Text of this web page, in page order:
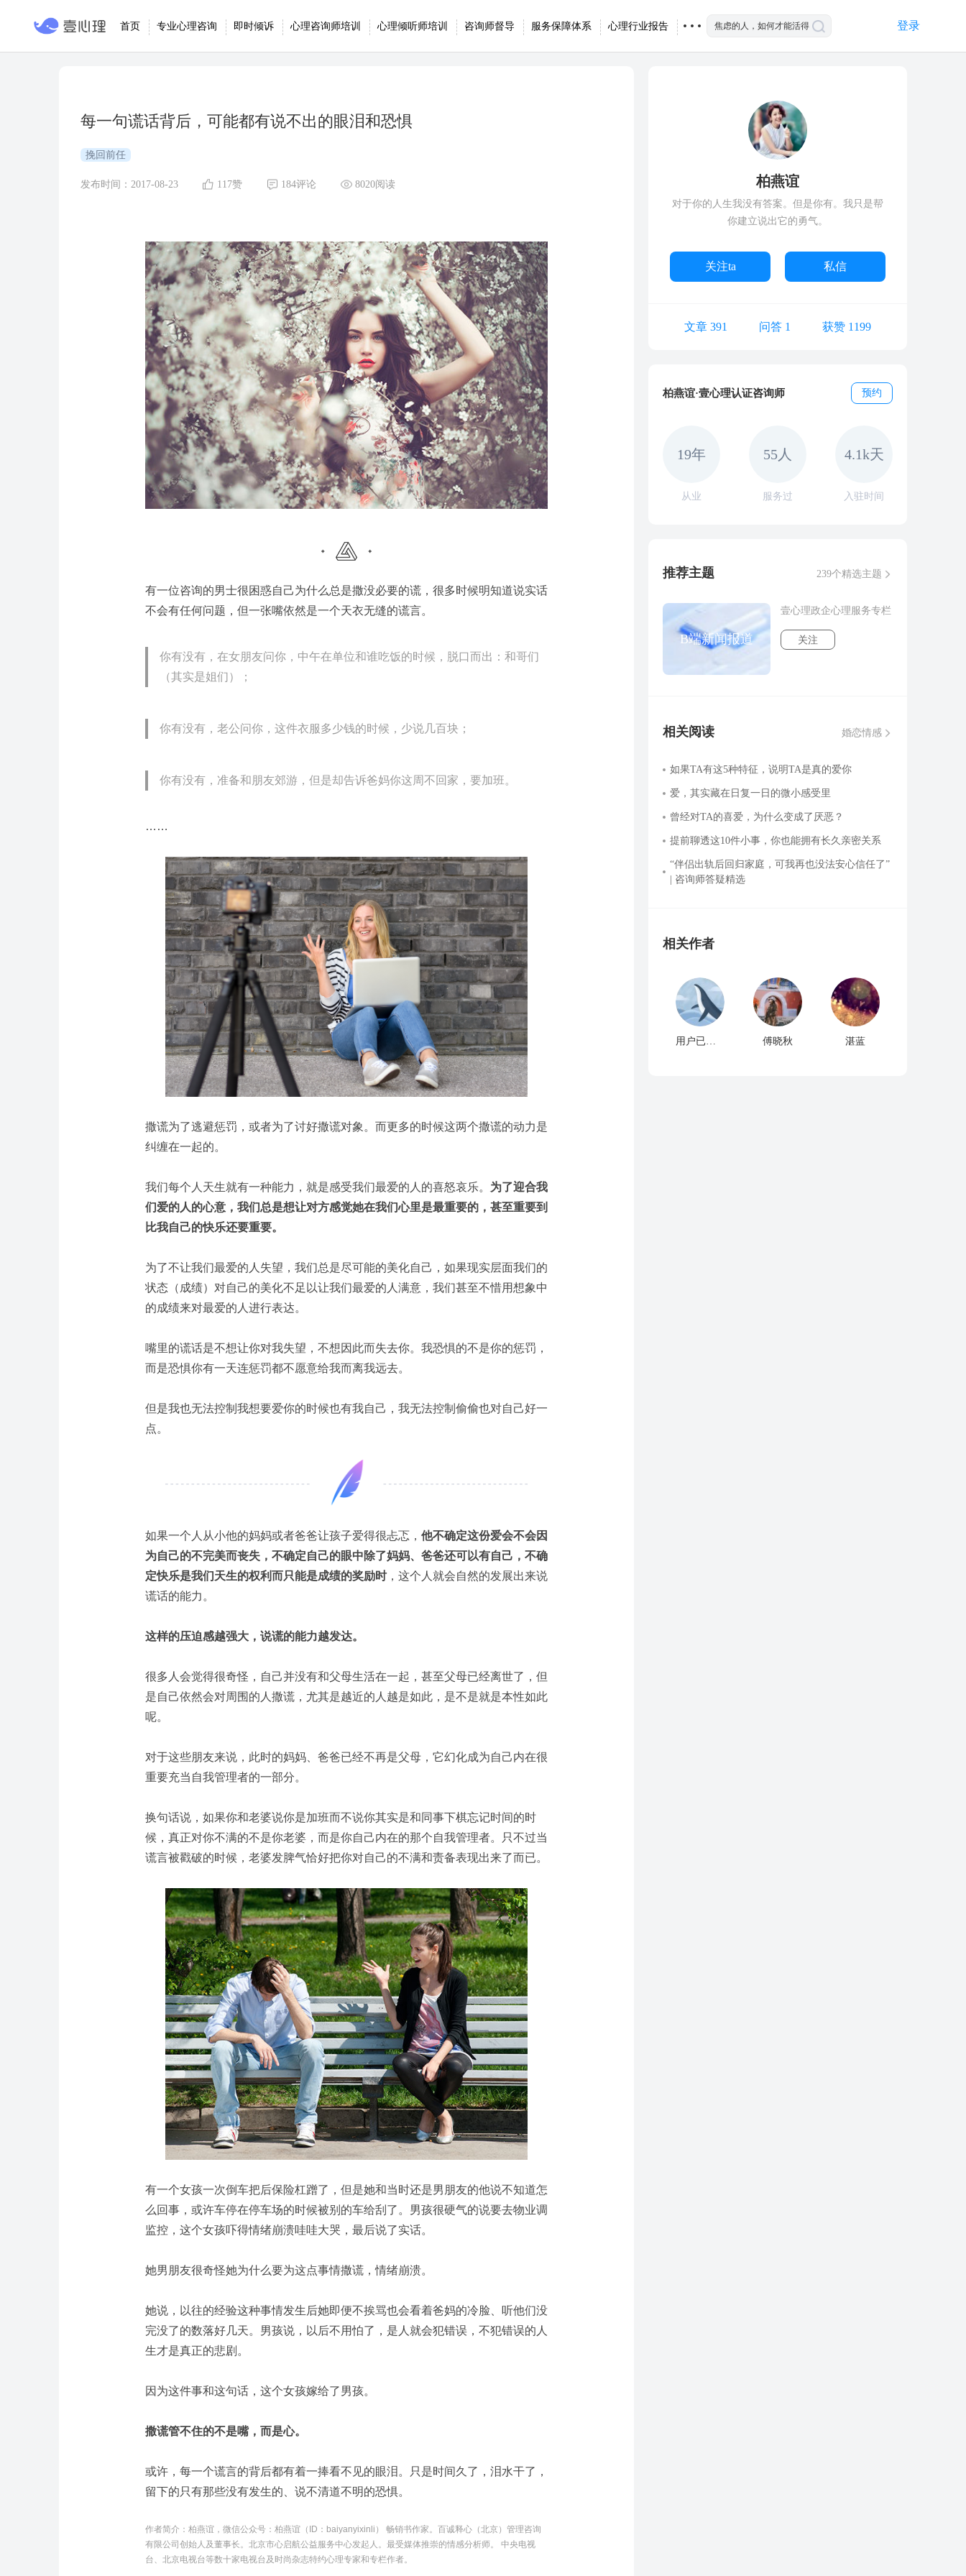
首页 专业心理咨询 即时倾诉 心理咨询师培训 心理倾听师培训 咨询师督导 服务保障体系 心理行业报告 登录
每一句谎话背后，可能都有说不出的眼泪和恐惧
挽回前任
发布时间：2017-08-23 117赞 184评论 8020阅读
有一位咨询的男士很困惑自己为什么总是撒没必要的谎，很多时候明知道说实话
不会有任何问题，但一张嘴依然是一个天衣无缝的谎言。
你有没有，在女朋友问你，中午在单位和谁吃饭的时候，脱口而出：和哥们
（其实是姐们）；
你有没有，老公问你，这件衣服多少钱的时候，少说几百块；
你有没有，准备和朋友郊游，但是却告诉爸妈你这周不回家，要加班。
……
撒谎为了逃避惩罚，或者为了讨好撒谎对象。而更多的时候这两个撒谎的动力是
纠缠在一起的。
我们每个人天生就有一种能力，就是感受我们最爱的人的喜怒哀乐。 为了迎合我
们爱的人的心意，我们总是想让对方感觉她在我们心里是最重要的，甚至重要到
比我自己的快乐还要重要。
为了不让我们最爱的人失望，我们总是尽可能的美化自己，如果现实层面我们的
状态（成绩）对自己的美化不足以让我们最爱的人满意，我们甚至不惜用想象中
的成绩来对最爱的人进行表达。
嘴里的谎话是不想让你对我失望，不想因此而失去你。我恐惧的不是你的惩罚，
而是恐惧你有一天连惩罚都不愿意给我而离我远去。
但是我也无法控制我想要爱你的时候也有我自己，我无法控制偷偷也对自己好一
点。
如果一个人从小他的妈妈或者爸爸让孩子爱得很忐忑， 他不确定这份爱会不会因
为自己的不完美而丧失，不确定自己的眼中除了妈妈、爸爸还可以有自己， 不确
定快乐是我们天生的权利而只能是成绩的奖励时，这个人就会自然的发展出来说
谎话的能力。
这样的压迫感越强大，说谎的能力越发达。
很多人会觉得很奇怪，自己并没有和父母生活在一起，甚至父母已经离世了，但
是自己依然会对周围的人撒谎，尤其是越近的人越是如此，是不是就是本性如此
呢。
对于这些朋友来说，此时的妈妈、爸爸已经不再是父母，它幻化成为自己内在很
重要充当自我管理者的一部分。
换句话说，如果你和老婆说你是加班而不说你其实是和同事下棋忘记时间的时
候， 真正对你不满的不是你老婆，而是你自己内在的那个自我管理者。只不过当
谎言被戳破的时候，老婆发脾气恰好把你对自己的不满和责备表现出来了而已。
有一个女孩一次倒车把后保险杠蹭了，但是她和当时还是男朋友的他说不知道怎
么回事，或许车停在停车场的时候被别的车给刮了。男孩很硬气的说要去物业调
监控，这个女孩吓得情绪崩溃哇哇大哭，最后说了实话。
她男朋友很奇怪她为什么要为这点事情撒谎，情绪崩溃。
她说，以往的经验这种事情发生后她即便不挨骂也会看着爸妈的冷脸、听他们没
完没了的数落好几天。 男孩说，以后不用怕了，是人就会犯错误，不犯错误的人
生才是真正的悲剧。
因为这件事和这句话，这个女孩嫁给了男孩。
撒谎管不住的不是嘴，而是心。
或许，每一个谎言的背后都有着一捧看不见的眼泪。只是时间久了，泪水干了，
留下的只有那些没有发生的、说不清道不明的恐惧。
作者简介： 柏燕谊，微信公众号：柏燕谊（ID： baiyanyixinli ） 畅销书作家。 百诚释心（北京）管理咨询
有限公司创始人及董事长。北京市心启航公益服务中心发起人。 最受媒体推崇的情感分析师。
中央电视
台、北京电视台等数十家电视台及时尚杂志特约心理专家和专栏作者。
柏燕谊
对于你的人生我没有答案。但是你有。我只是帮
你建立说出它的勇气。
关注ta 私信
文章 391 问答 1 获赞 1199
柏燕谊·壹心理认证咨询师 预约
19年
从业
55人
服务过
4.1k天
入驻时间
推荐主题 239个精选主题
B端新闻报道
壹心理政企心理服务专栏
关注
相关阅读 婚恋情感
如果TA有这5种特征，说明TA是真的爱你
爱，其实藏在日复一日的微小感受里
曾经对TA的喜爱，为什么变成了厌恶？
提前聊透这10件小事，你也能拥有长久亲密关系
“伴侣出轨后回归家庭，可我再也没法安心信任了”
| 咨询师答疑精选
相关作者
用户已注销 傅晓秋 湛蓝